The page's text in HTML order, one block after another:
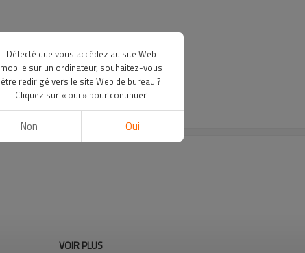
VOIR PLUS
Détecté que vous accédez au site Web
mobile sur un ordinateur, souhaitez-vous
être redirigé vers le site Web de bureau ?
Cliquez sur « oui » pour continuer
Non Oui